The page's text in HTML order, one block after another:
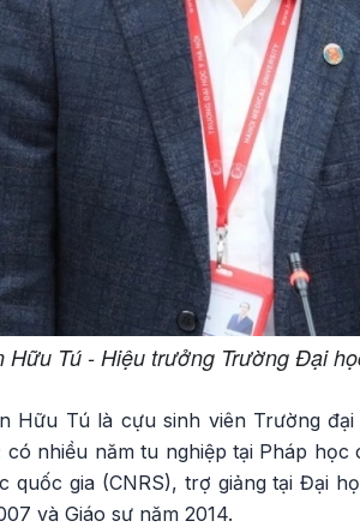
Hữu Tú - Hiệu trưởng Trường Đại
Hữu Tú là cựu sinh viên Trường
nhiều năm tu nghiệp tại Pháp
quốc gia (CNRS), trợ giảng tại Đại
và Giáo sư năm 2014.